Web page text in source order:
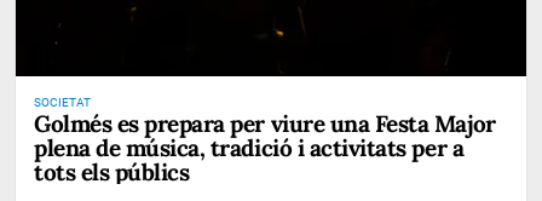
SOCIETAT
Golmés es prepara per viure una Festa Major
plena de música, tradició i activitats per a
tots els públics